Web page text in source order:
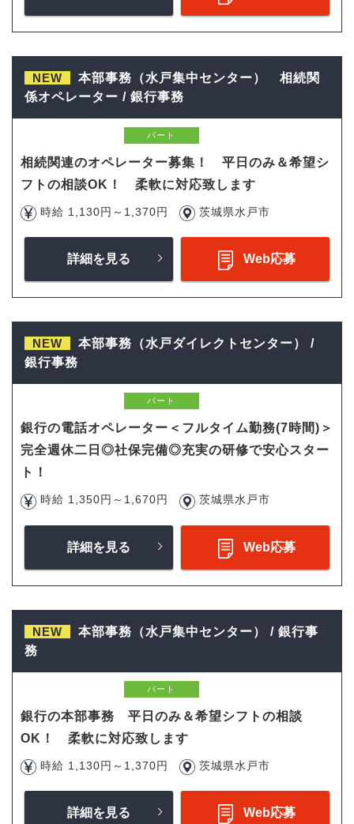
NEW
本部事務（水戸集中センター） 相続関
係オペレーター / 銀行事務
パート
相続関連のオペレーター募集！ 平日のみ＆希望シ
フトの相談OK！ 柔軟に対応致します
時給 1,130円～1,370円 茨城県水戸市
詳細を見る Web応募
NEW
本部事務（水戸ダイレクトセンター） /
銀行事務
パート
銀行の電話オペレーター＜フルタイム勤務(7時間)＞
完全週休二日◎社保完備◎充実の研修で安心スター
ト！
時給 1,350円～1,670円 茨城県水戸市
詳細を見る Web応募
NEW
本部事務（水戸集中センター） / 銀行事
務
パート
銀行の本部事務 平日のみ＆希望シフトの相談
OK！ 柔軟に対応致します
時給 1,130円～1,370円 茨城県水戸市
詳細を見る Web応募